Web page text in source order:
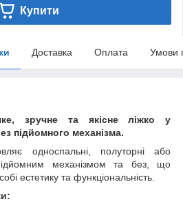
Купити
Доставка Оплата Умови
зручне та якiсне ліжко у
підйомного механізма.
односпальні, полуторні або
механізмом та без, що
естетику та функціональність.